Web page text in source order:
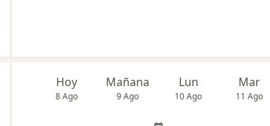
Hoy
8 Ago
Mañana
9 Ago
Lun
10 Ago
Mar
11 Ago